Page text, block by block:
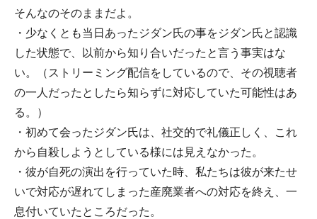
そんなのそのままだよ。
・少なくとも当日あったジダン氏の事をジダン氏と認識
した状態で、以前から知り合いだったと言う事実はな
い。（ストリーミング配信をしているので、その視聴者
の一人だったとしたら知らずに対応していた可能性はあ
る。）
・初めて会ったジダン氏は、社交的で礼儀正しく、これ
から自殺しようとしている様には見えなかった。
・彼が自死の演出を行っていた時、私たちは彼が来たせ
いで対応が遅れてしまった産廃業者への対応を終え、一
息付いていたところだった。